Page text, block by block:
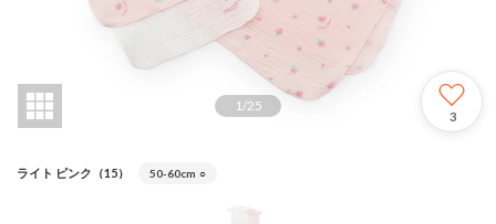
1 /25
3
ライト ピンク（15） 50-60cm ○